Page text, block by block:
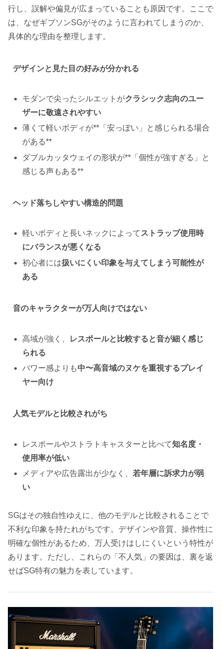
行し、誤解や偏見が広まっていることも原因です。ここで
は、なぜギブソンSGがそのように言われてしまうのか、
具体的な理由を整理します。
デザインと見た目の好みが分かれる
モダンで尖ったシルエットがクラシック志向のユー
ザーに敬遠されやすい
薄くて軽いボディが**「安っぽい」と感じられる場合
がある**
ダブルカッタウェイの形状が**「個性が強すぎる」と
感じる声もある**
ヘッド落ちしやすい構造的問題
軽いボディと長いネックによってストラップ使用時
にバランスが悪くなる
初心者には扱いにくい印象を与えてしまう可能性が
ある
音のキャラクターが万人向けではない
高域が強く、
レスポールと比較すると音が細く感じ
られる
パワー感よりも中〜高音域のヌケを重視するプレイ
ヤー向け
人気モデルと比較されがち
レスポールやストラトキャスターと比べて知名度・
使用率が低い
メディアや広告露出が少なく、若年層に訴求力が弱
い
SGはその独自性ゆえに、他のモデルと比較されることで
不利な印象を持たれがちです。デザインや音質、操作性に
明確な個性があるため、万人受けはしにくいという特性が
あります。ただし、これらの「不人気」の要因は、裏を返
せばSG特有の魅力を表しています。